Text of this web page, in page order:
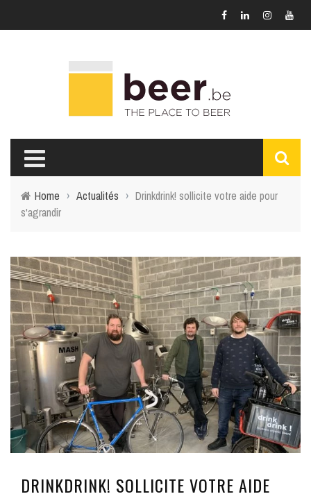
Home › Actualités › Drinkdrink! sollicite votre aide pour
s'agrandir
DRINKDRINK! SOLLICITE VOTRE AIDE